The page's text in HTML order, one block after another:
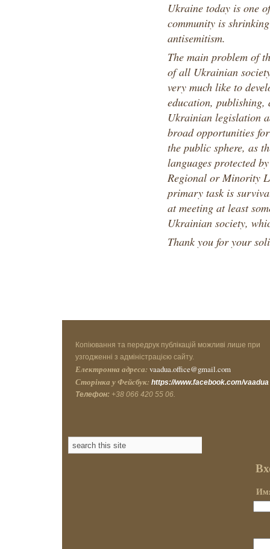
Ukraine today is one
community is
antisemitism.
The main problem of
of all Ukrainian
very much like to
education, publishing,
Ukrainian legislation
broad opportunities
the public sphere, as
languages protected
Regional or Minority
primary task is
at meeting at least
Ukrainian society,
Thank you for your
Копіювання та передрук публікацій можливі лише при
узгодженні з адміністрацією сайту.
Електронна адреса: vaadua.office@gmail.com
Сторінка у Фейсбук: https://www.facebook.com/vaadua
Телефон: +38 066 420 55 06.